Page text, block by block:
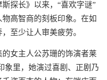
探长》以来，“喜欢字谜”
高智商的刻板印象。在如
至少让人审美疲劳。
女主人公苏珊的饰演者莱
象里，她演过喜剧、正剧乃